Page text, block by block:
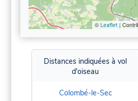
© Leaflet|
Distances indiquées à vol
d'oiseau
Colombé-le-Sec